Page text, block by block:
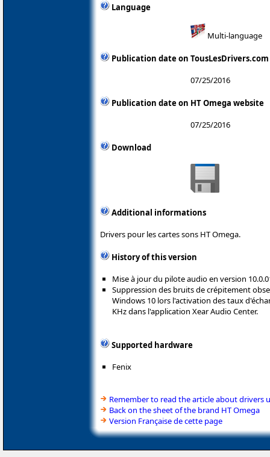
Language
Multi-language
Publication date on TousLesDrivers.com
07/25/2016
Publication date on HT Omega website
07/25/2016
Download
Additional informations
Drivers pour les cartes sons HT Omega.
History of this version
Mise à jour du pilote audio en version
Suppression des bruits de crépitement
Windows 10 lors l'activation des taux
KHz dans l'application Xear Audio Center.
Supported hardware
Fenix
Remember to read the article about drivers
Back on the sheet of the brand HT Omega
Version Française de cette page